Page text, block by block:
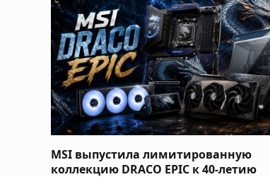
MSI выпустила лимитированную
коллекцию DRACO EPIC к 40-летию